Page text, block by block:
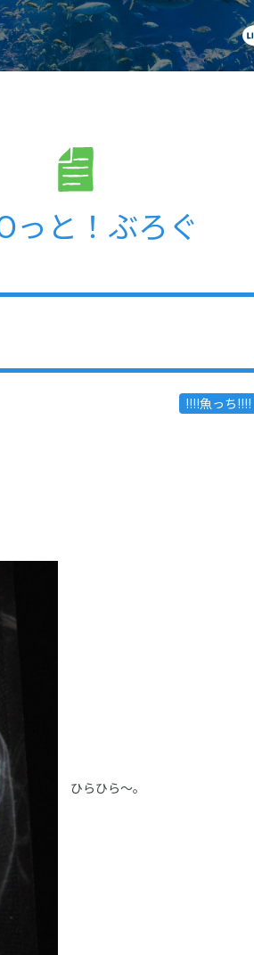
っと！ぶろぐ
!!!!魚っち!!!!
ひらひら～。